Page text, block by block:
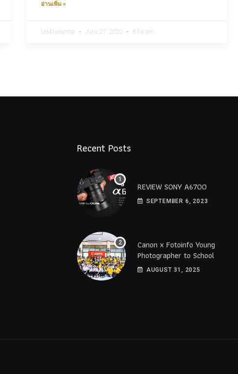
อ่านเพิ่ม »
Lekbluearrow June 27, 2020 8:54 am
Recent Posts
REVIEW SONY A6700
SEPTEMBER 6, 2023
Canon x Fotoinfo​ Young​
Photographer to School
2025 โรงเรียนราชดำริ
AUGUST 31, 2025